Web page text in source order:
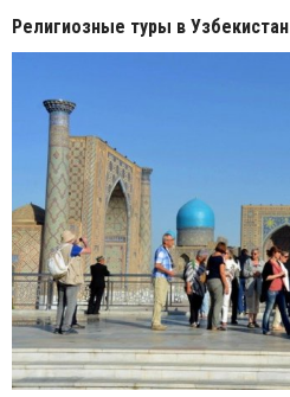
Религиозные туры в Узбекистан